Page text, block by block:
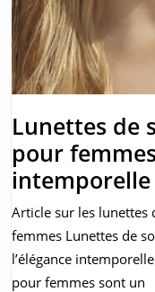
Lunettes de
pour
Article sur les lunettes
femmes Lunettes de
l’élégance
pour femmes sont un